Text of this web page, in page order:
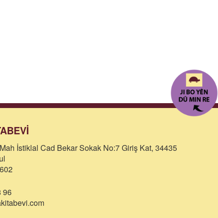
İstiklal Cad Bekar Sokak No:7 Giriş Kat, 34435
96